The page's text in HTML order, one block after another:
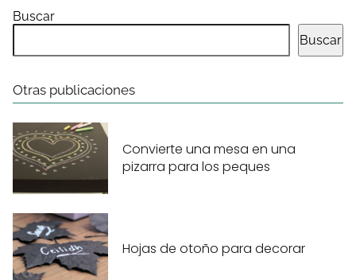
Buscar
Buscar
Otras publicaciones
Convierte una mesa en una
pizarra para los peques
Hojas de otoño para decorar